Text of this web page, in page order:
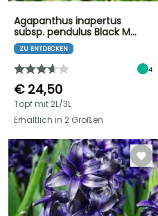
Agapanthus inapertus
subsp. pendulus Black M…
ZU ENTDECKEN
4
€ 24,50
Topf mit 2L/3L
Erhältlich in 2 Größen